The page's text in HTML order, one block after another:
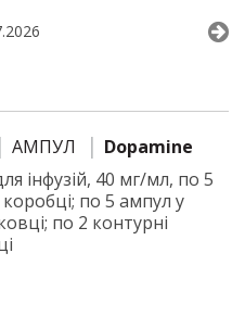
АМПУЛ
Dopamine
інфузій, 40 мг/мл, по 5
по 5 ампул у
по 2 контурні